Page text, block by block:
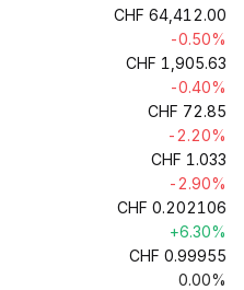
CHF 64,412.00
-0.50%
CHF 1,905.63
-0.40%
CHF 72.85
-2.20%
CHF 1.033
-2.90%
CHF 0.202106
+6.30%
CHF 0.99955
0.00%